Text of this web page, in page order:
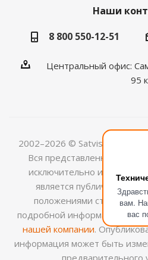
вам.
вас
Наши
8 800 550-12-51
Центральный офис:
95
2002–2026 © Satvision —
Вся представленная на
исключительно
является публичной
положениями ст.437 (2)
подробной информации
нашей компании.
информация может быть